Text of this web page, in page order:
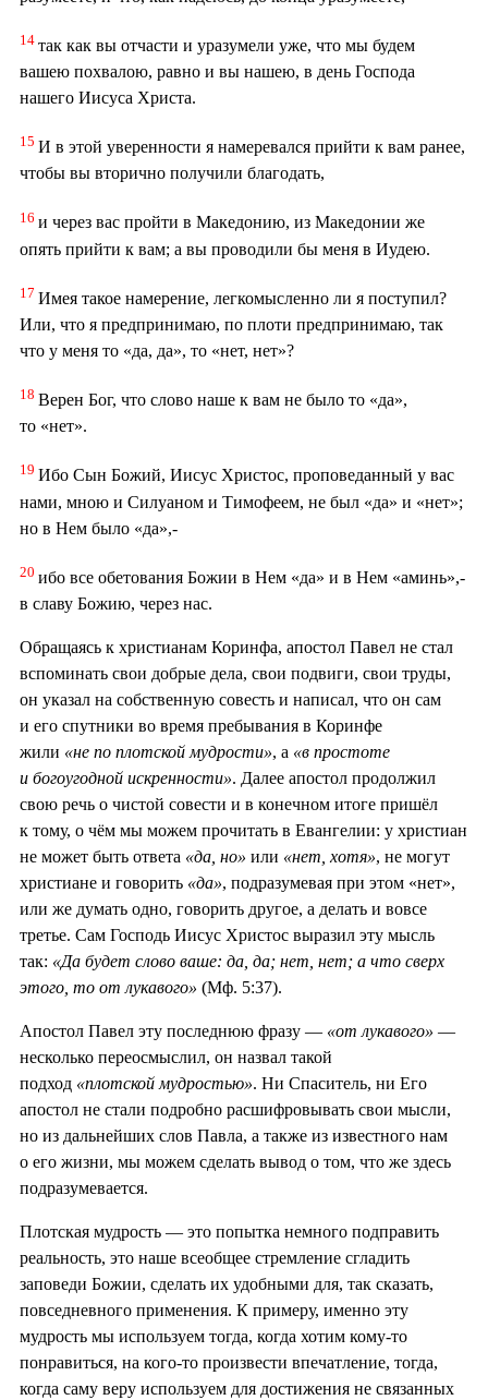
14 так как вы отчасти и уразумели уже, что мы будем
вашею похвалою, равно и вы нашею, в день Господа
нашего Иисуса Христа.
15 И в этой уверенности я намеревался прийти к вам ранее,
чтобы вы вторично получили благодать,
16 и через вас пройти в Македонию, из Македонии же
опять прийти к вам; а вы проводили бы меня в Иудею.
17 Имея такое намерение, легкомысленно ли я поступил?
Или, что я предпринимаю, по плоти предпринимаю, так
что у меня то «да, да», то «нет, нет»?
18 Верен Бог, что слово наше к вам не было то «да»,
то «нет».
19 Ибо Сын Божий, Иисус Христос, проповеданный у вас
нами, мною и Силуаном и Тимофеем, не был «да» и «нет»;
но в Нем было «да»,-
20 ибо все обетования Божии в Нем «да» и в Нем «аминь»,-
в славу Божию, через нас.
Обращаясь к христианам Коринфа, апостол Павел не стал
вспоминать свои добрые дела, свои подвиги, свои труды,
он указал на собственную совесть и написал, что он сам
и его спутники во время пребывания в Коринфе
жили «не по плотской мудрости», а «в простоте
и богоугодной искренности». Далее апостол продолжил
свою речь о чистой совести и в конечном итоге пришёл
к тому, о чём мы можем прочитать в Евангелии: у христиан
не может быть ответа «да, но» или «нет, хотя», не могут
христиане и говорить «да», подразумевая при этом «нет»,
или же думать одно, говорить другое, а делать и вовсе
третье. Сам Господь Иисус Христос выразил эту мысль
так: «Да будет слово ваше: да, да; нет, нет; а что сверх
этого, то от лукавого» (Мф. 5:37).
Апостол Павел эту последнюю фразу — «от лукавого» —
несколько переосмыслил, он назвал такой
подход «плотской мудростью». Ни Спаситель, ни Его
апостол не стали подробно расшифровывать свои мысли,
но из дальнейших слов Павла, а также из известного нам
о его жизни, мы можем сделать вывод о том, что же здесь
подразумевается.
Плотская мудрость — это попытка немного подправить
реальность, это наше всеобщее стремление сгладить
заповеди Божии, сделать их удобными для, так сказать,
повседневного применения. К примеру, именно эту
мудрость мы используем тогда, когда хотим кому-то
понравиться, на кого-то произвести впечатление, тогда,
когда саму веру используем для достижения не связанных